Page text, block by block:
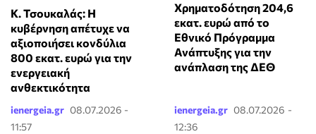
Κ. Τσουκαλάς: Η
κυβέρνηση απέτυχε να
αξιοποιήσει κονδύλια
800 εκατ. ευρώ για την
ενεργειακή
ανθεκτικότητα
ienergeia.gr 08.07.2026 -
11:57
Χρηματοδότηση 204,6
εκατ. ευρώ από το
Εθνικό Πρόγραμμα
Ανάπτυξης για την
ανάπλαση της ΔΕΘ
ienergeia.gr 08.07.2026 -
12:36